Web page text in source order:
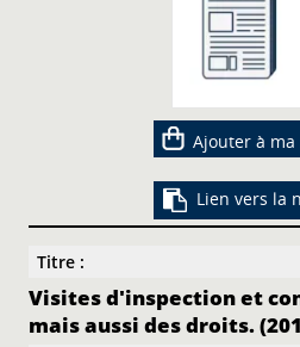
Ajouter à ma
Lien vers la
Titre :
Visites d'inspection et
mais aussi des droits.